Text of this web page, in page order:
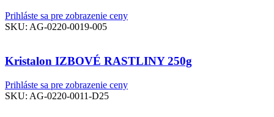
Prihláste sa pre zobrazenie ceny
SKU: AG-0220-0019-005
Kristalon IZBOVÉ RASTLINY 250g
Prihláste sa pre zobrazenie ceny
SKU: AG-0220-0011-D25